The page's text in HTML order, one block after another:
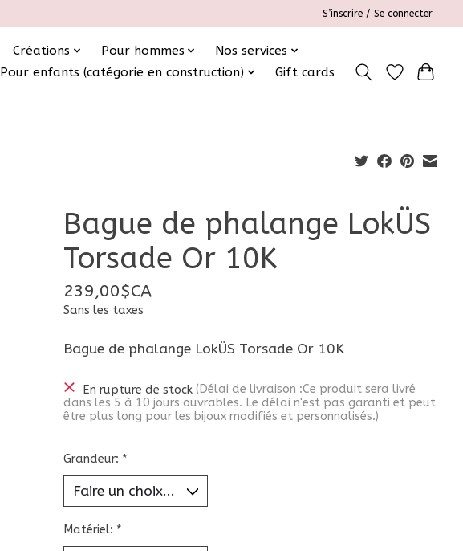
S’inscrire / Se connecter
Créations Pour hommes
Nos services
Pour enfants (catégorie en construction)
Gift cards
Bague de phalange LokÜS
Torsade Or 10K
239,00$CA
Sans les taxes
Bague de phalange LokÜS Torsade Or 10K
En rupture de stock (Délai de livraison :Ce produit sera livré
dans les 5 à 10 jours ouvrables. Le délai n'est pas garanti et peut
être plus long pour les bijoux modifiés et personnalisés.)
Grandeur: *
Matériel: *